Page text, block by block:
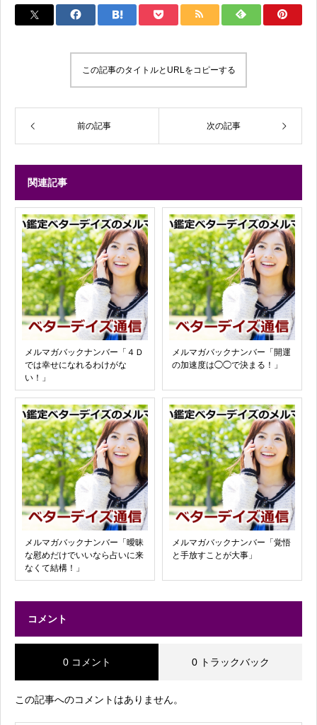
この記事のタイトルとURLをコピーする
前の記事 次の記事
関連記事
メルマガバックナンバー「４Ｄ
では幸せになれるわけがな
い！」
メルマガバックナンバー「開運
の加速度は◯◯で決まる！」
メルマガバックナンバー「曖昧
な慰めだけでいいなら占いに来
なくて結構！」
メルマガバックナンバー「覚悟
と手放すことが大事」
コメント
0 コメント 0 トラックバック
この記事へのコメントはありません。